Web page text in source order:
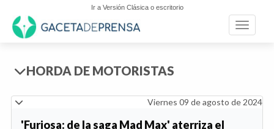
Ir a Versión Clásica o escritorio
Toggle
HORDA DE MOTORISTAS
Viernes 09 de agosto de 2024
'Furiosa: de la saga Mad Max' aterriza el